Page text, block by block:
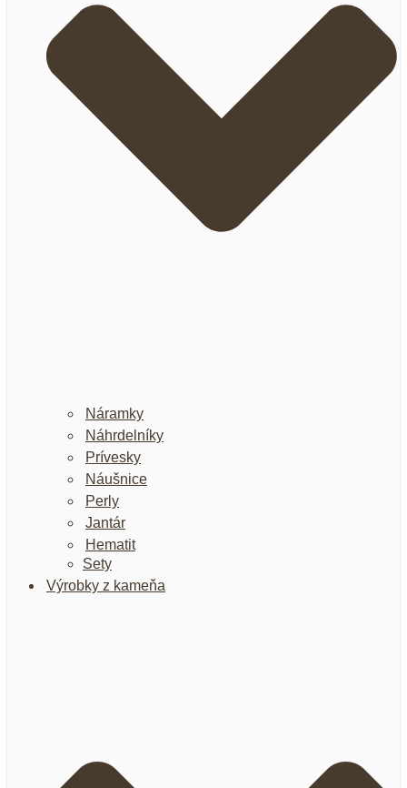
Náramky
Náhrdelníky
Prívesky
Náušnice
Perly
Jantár
Hematit
Sety
Výrobky z kameňa